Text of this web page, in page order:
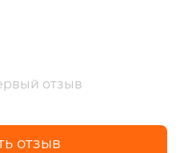
отзыв
отзыв